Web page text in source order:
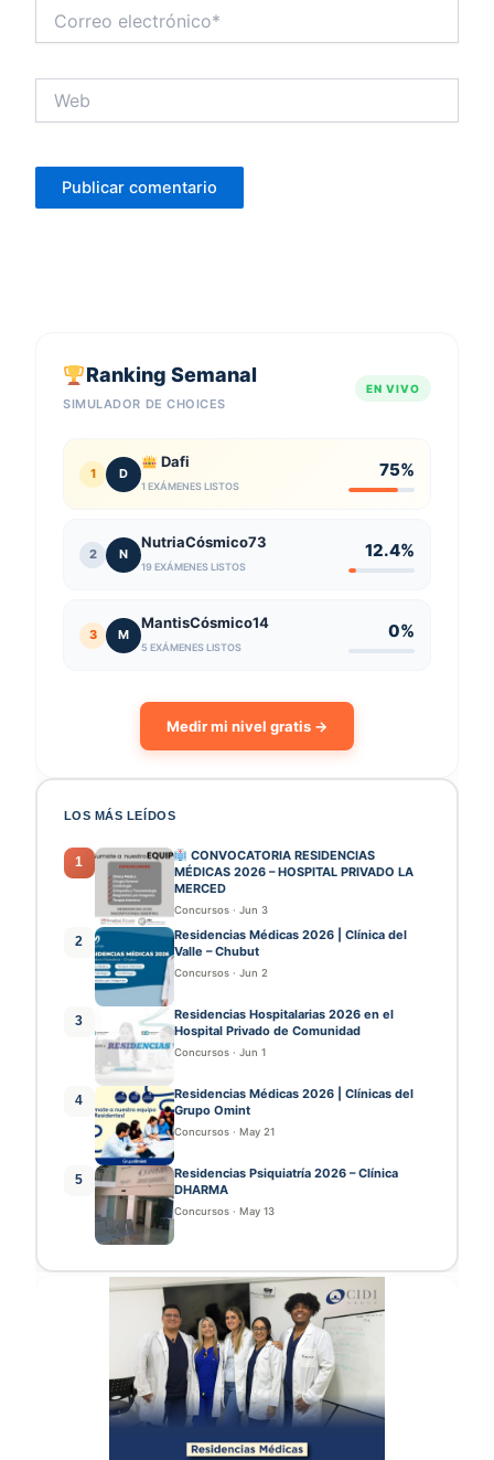
electrónico*
Ranking Semanal
SIMULADOR DE CHOICES
EN VIVO
1 D
Dafi
1 EXÁMENES LISTOS
75%
2 N
NutriaCósmico73
19 EXÁMENES LISTOS
12.4%
3 M
MantisCósmico14
5 EXÁMENES LISTOS
0%
Medir mi nivel gratis →
LOS MÁS LEÍDOS
1
CONVOCATORIA RESIDENCIAS
MÉDICAS 2026 – HOSPITAL PRIVADO LA
MERCED
Concursos · Jun 3
2
Residencias Médicas 2026 | Clínica del
Valle – Chubut
Concursos · Jun 2
3
Residencias Hospitalarias 2026 en el
Hospital Privado de Comunidad
Concursos · Jun 1
4
Residencias Médicas 2026 | Clínicas del
Grupo Omint
Concursos · May 21
5
Residencias Psiquiatría 2026 – Clínica
DHARMA
Concursos · May 13